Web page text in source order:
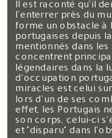
Il est raconté qu'il
l'enterrer près du
forme un obstacle à
portugaises depuis
mentionnés dans
concentrent
légendaires dans la
d'occupation
miracles est celui
lors d'un de ses
effet, les Portugais
son corps, celui-ci
et "disparu" dans